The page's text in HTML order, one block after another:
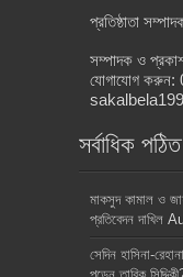
প্রতিষ্ঠাতা
সম্পাদক ও
যোগাযোগ
সর্বাধিক পঠিত
মাকসুদ কামাল ও
প্রতিবেদন দাখিল
সেদিন হাসিনা-